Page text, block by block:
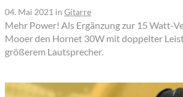
04. Mai 2021 in Gitarre
Mehr Power! Als Ergänzung zur 15 Watt-
Mooer den Hornet 30W mit doppelter
größerem Lautsprecher.